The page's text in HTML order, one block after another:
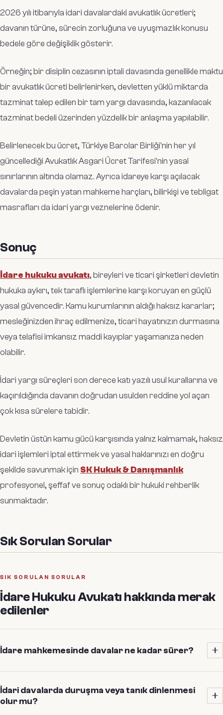
2026 yılı itibarıyla idari davalardaki avukatlık ücretleri;
davanın türüne, sürecin zorluğuna ve uyuşmazlık konusu
bedele göre değişiklik gösterir.
Örneğin; bir disiplin cezasının iptali davasında genellikle maktu
bir avukatlık ücreti belirlenirken, devletten yüklü miktarda
tazminat talep edilen bir tam yargı davasında, kazanılacak
tazminat bedeli üzerinden yüzdelik bir anlaşma yapılabilir.
Belirlenecek bu ücret, Türkiye Barolar Birliği'nin her yıl
güncellediği Avukatlık Asgari Ücret Tarifesi'nin yasal
sınırlarının altında olamaz. Ayrıca idareye karşı açılacak
davalarda peşin yatan mahkeme harçları, bilirkişi ve tebligat
masrafları da idari yargı veznelerine ödenir.
Sonuç
İdare hukuku avukatı, bireyleri ve ticari şirketleri devletin
hukuka aykırı, tek taraflı işlemlerine karşı koruyan en güçlü
yasal güvencedir. Kamu kurumlarının aldığı haksız kararlar;
mesleğinizden ihraç edilmenize, ticari hayatınızın durmasına
veya telafisi imkansız maddi kayıplar yaşamanıza neden
olabilir.
İdari yargı süreçleri son derece katı yazılı usul kurallarına ve
kaçırıldığında davanın doğrudan usulden reddine yol açan
çok kısa sürelere tabidir.
Devletin üstün kamu gücü karşısında yalnız kalmamak, haksız
idari işlemleri iptal ettirmek ve yasal haklarınızı en doğru
şekilde savunmak için SK Hukuk & Danışmanlık
profesyonel, şeffaf ve sonuç odaklı bir hukuki rehberlik
sunmaktadır.
Sık Sorulan Sorular
SIK SORULAN SORULAR
İdare Hukuku Avukatı hakkında merak
edilenler
İdare mahkemesinde davalar ne kadar sürer?
sonuçlanır. Dosyanın İstinaf ve Danıştay aşamalarına gitmesi
durumunda bu süre toplamda
İdari davalarda duruşma veya tanık dinlenmesi
olur mu?